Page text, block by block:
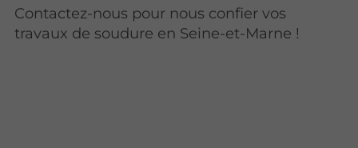
Contactez-nous pour nous confier vos
travaux de soudure en Seine-et-Marne !